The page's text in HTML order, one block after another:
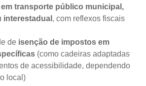
transporte público municipal,
interestadual , com reflexos fiscais
de isenção de impostos em
(como cadeiras adaptadas
de acessibilidade, dependendo
local)